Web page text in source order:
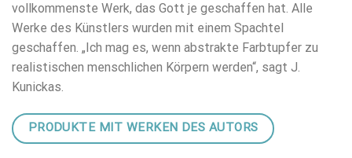
vollkommenste Werk, das Gott je geschaffen hat. Alle
Werke des Künstlers wurden mit einem Spachtel
geschaffen. „Ich mag es, wenn abstrakte Farbtupfer zu
realistischen menschlichen Körpern werden“, sagt J.
Kunickas.
PRODUKTE MIT WERKEN DES AUTORS